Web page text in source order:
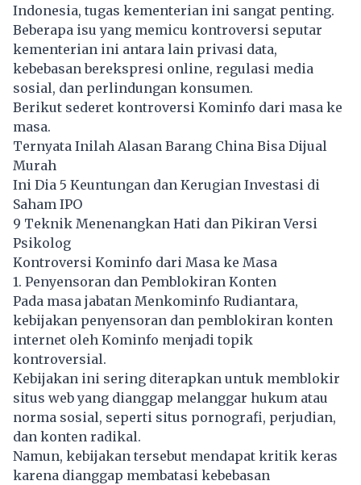
Indonesia, tugas kementerian ini sangat penting.
Beberapa isu yang memicu kontroversi seputar
kementerian ini antara lain privasi data,
kebebasan berekspresi online, regulasi media
sosial, dan perlindungan konsumen.
Berikut sederet kontroversi Kominfo dari masa ke
masa.
Ternyata Inilah Alasan Barang China Bisa Dijual
Murah
Ini Dia 5 Keuntungan dan Kerugian Investasi di
Saham IPO
9 Teknik Menenangkan Hati dan Pikiran Versi
Psikolog
Kontroversi Kominfo dari Masa ke Masa
1. Penyensoran dan Pemblokiran Konten
Pada masa jabatan Menkominfo Rudiantara,
kebijakan penyensoran dan pemblokiran konten
internet oleh Kominfo menjadi topik
kontroversial.
Kebijakan ini sering diterapkan untuk memblokir
situs web yang dianggap melanggar hukum atau
norma sosial, seperti situs pornografi, perjudian,
dan konten radikal.
Namun, kebijakan tersebut mendapat kritik keras
karena dianggap membatasi kebebasan